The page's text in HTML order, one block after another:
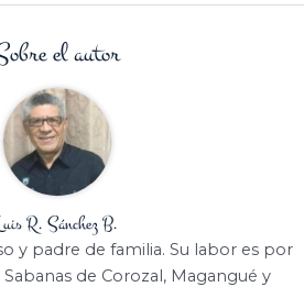
el autor
R. Sánchez B.
y padre de familia. Su labor es por
de Corozal, Magangué y